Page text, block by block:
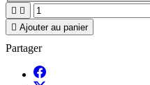
 
 Ajouter au panier
Partager